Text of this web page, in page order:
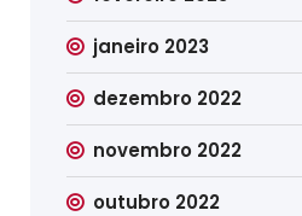
janeiro 2023
dezembro 2022
novembro 2022
outubro 2022